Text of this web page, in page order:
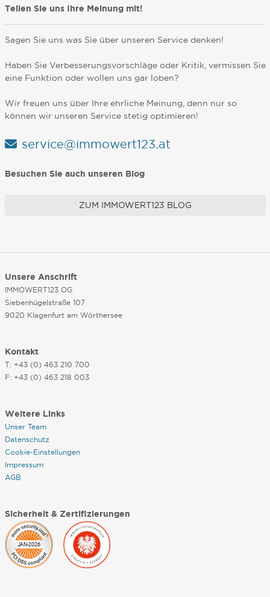
Teilen Sie uns Ihre Meinung mit!
Sagen Sie uns was Sie über unseren Service denken!
Haben Sie Verbesserungsvorschläge oder Kritik, vermissen Sie
eine Funktion oder wollen uns gar loben?
Wir freuen uns über Ihre ehrliche Meinung, denn nur so
können wir unseren Service stetig optimieren!
service@immowert123.at
Besuchen Sie auch unseren Blog
ZUM IMMOWERT123 BLOG
Unsere Anschrift
IMMOWERT123 OG
Siebenhügelstraße 107
9020 Klagenfurt am Wörthersee
Kontakt
T: +43 (0) 463 210 700
F: +43 (0) 463 218 003
Weitere Links
Unser Team
Datenschutz
Cookie-Einstellungen
Impressum
AGB
Sicherheit & Zertifizierungen